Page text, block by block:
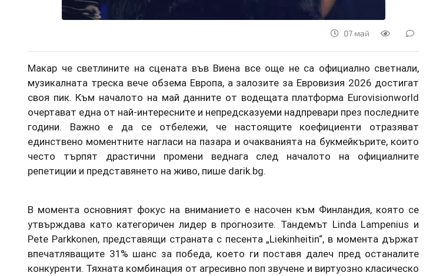
07 май
Макар че светлините на сцената във Виена все още не са официално светнали,
музикалната треска вече обзема Европа, а залозите за Евровизия 2026 достигат
своя пик. Към началото на май данните от водещата платформа Eurovisionworld
очертават една от най-интересните и непредсказуеми надпревари през последните
години. Важно е да се отбележи, че настоящите коефициенти отразяват
единствено моментните нагласи на пазара и очакванията на букмейкърите, които
често търпят драстични промени веднага след началото на официалните
репетиции и представянето на живо, пише darik.bg.
В момента основният фокус на вниманието е насочен към Финландия, която се
утвърждава като категоричен лидер в прогнозите. Тандемът Linda Lampenius и
Pete Parkkonen, представящи страната с песента „Liekinheitin“, в момента държат
впечатляващите 31% шанс за победа, което ги поставя далеч пред останалите
конкуренти. Тяхната комбинация от агресивно поп звучене и виртуозно класическо